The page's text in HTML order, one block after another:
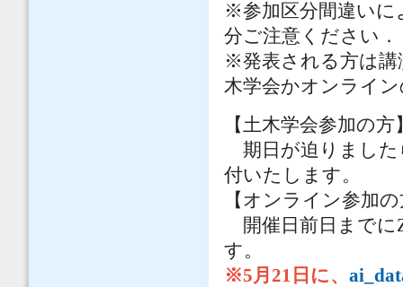
※参加区分間違いに
分ご注意ください．
※発表される方は講
木学会かオンライ
【土木学会参加の方
期日が迫りました
付いたします。
【オンライン参加
開催日前日までに
す。
※5月21日に、